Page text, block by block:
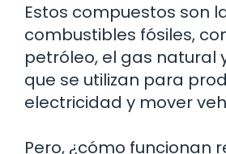
Estos compuestos son
combustibles fósiles,
petróleo, el gas natural
que se utilizan para
electricidad y mover
Pero, ¿cómo funcionan